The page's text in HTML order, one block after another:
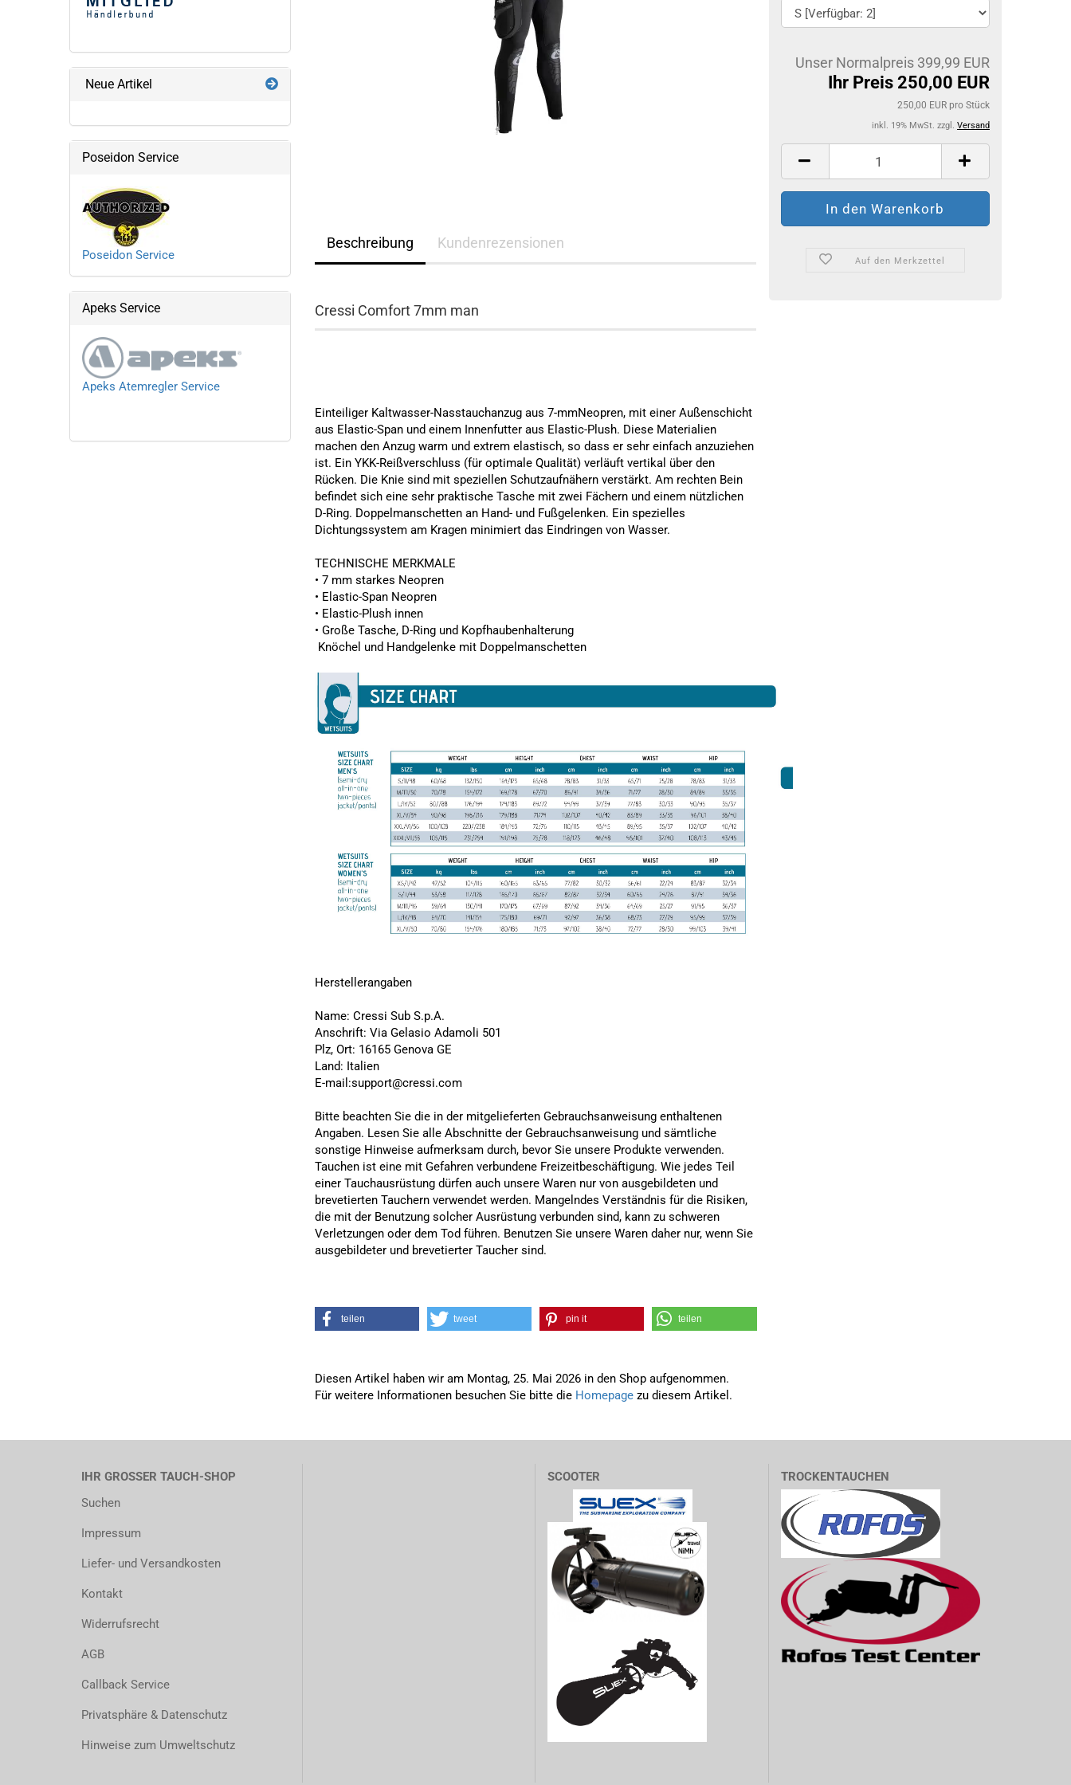
Unser Normalpreis 399,99 EUR
Ihr Preis 250,00 EUR
250,00 EUR pro Stück
inkl. 19% MwSt. zzgl. Versand
Auf den Merkzettel
Beschreibung Kundenrezensionen
Cressi Comfort 7mm man
Einteiliger Kaltwasser-Nasstauchanzug aus 7-mmNeopren, mit einer Außenschicht
aus Elastic-Span und einem Innenfutter aus Elastic-Plush. Diese Materialien
machen den Anzug warm und extrem elastisch, so dass er sehr einfach anzuziehen
ist. Ein YKK-Reißverschluss (für optimale Qualität) verläuft vertikal über den
Rücken. Die Knie sind mit speziellen Schutzaufnähern verstärkt. Am rechten Bein
befindet sich eine sehr praktische Tasche mit zwei Fächern und einem nützlichen
D-Ring. Doppelmanschetten an Hand- und Fußgelenken. Ein spezielles
Dichtungssystem am Kragen minimiert das Eindringen von Wasser.
TECHNISCHE MERKMALE
• 7 mm starkes Neopren
• Elastic-Span Neopren
• Elastic-Plush innen
• Große Tasche, D-Ring und Kopfhaubenhalterung
Knöchel und Handgelenke mit Doppelmanschetten
Herstellerangaben
Name: Cressi Sub S.p.A.
Anschrift: Via Gelasio Adamoli 501
Plz, Ort: 16165 Genova GE
Land: Italien
E-mail:support@cressi.com
Bitte beachten Sie die in der mitgelieferten Gebrauchsanweisung enthaltenen
Angaben. Lesen Sie alle Abschnitte der Gebrauchsanweisung und sämtliche
sonstige Hinweise aufmerksam durch, bevor Sie unsere Produkte verwenden.
Tauchen ist eine mit Gefahren verbundene Freizeitbeschäftigung. Wie jedes Teil
einer Tauchausrüstung dürfen auch unsere Waren nur von ausgebildeten und
brevetierten Tauchern verwendet werden. Mangelndes Verständnis für die Risiken,
die mit der Benutzung solcher Ausrüstung verbunden sind, kann zu schweren
Verletzungen oder dem Tod führen. Benutzen Sie unsere Waren daher nur, wenn Sie
ausgebildeter und brevetierter Taucher sind.
teilen tweet pin it teilen
Diesen Artikel haben wir am Montag, 25. Mai 2026 in den Shop aufgenommen.
Für weitere Informationen besuchen Sie bitte die Homepagezu diesem Artikel.
Neue Artikel
Poseidon Service
Poseidon Service
Apeks Service
Apeks Atemregler Service
IHR GROSSER TAUCH-SHOP
Suchen
Impressum
Liefer- und Versandkosten
Kontakt
Widerrufsrecht
AGB
Callback Service
Privatsphäre & Datenschutz
Hinweise zum Umweltschutz
SCOOTER TROCKENTAUCHEN